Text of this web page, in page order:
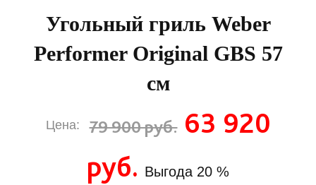
Угольный гриль Weber
Performer Original GBS 57
см
Цена: 79 900 руб. 63 920
руб. Выгода 20 %